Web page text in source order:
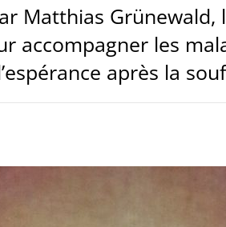
Matthias
accompagner les
après la